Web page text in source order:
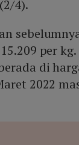
4).
per
di
2022